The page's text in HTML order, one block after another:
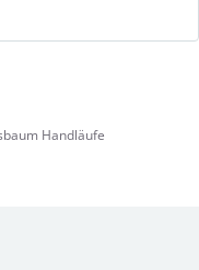
Handläufe